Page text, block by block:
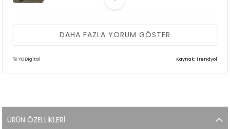
25 Şubat 2026
aynı renk gelmedi
DAHA FAZLA YORUM GÖSTER
🚀 YGDigital Kaynak: Trendyol
ÜRÜN ÖZELLIKLERI